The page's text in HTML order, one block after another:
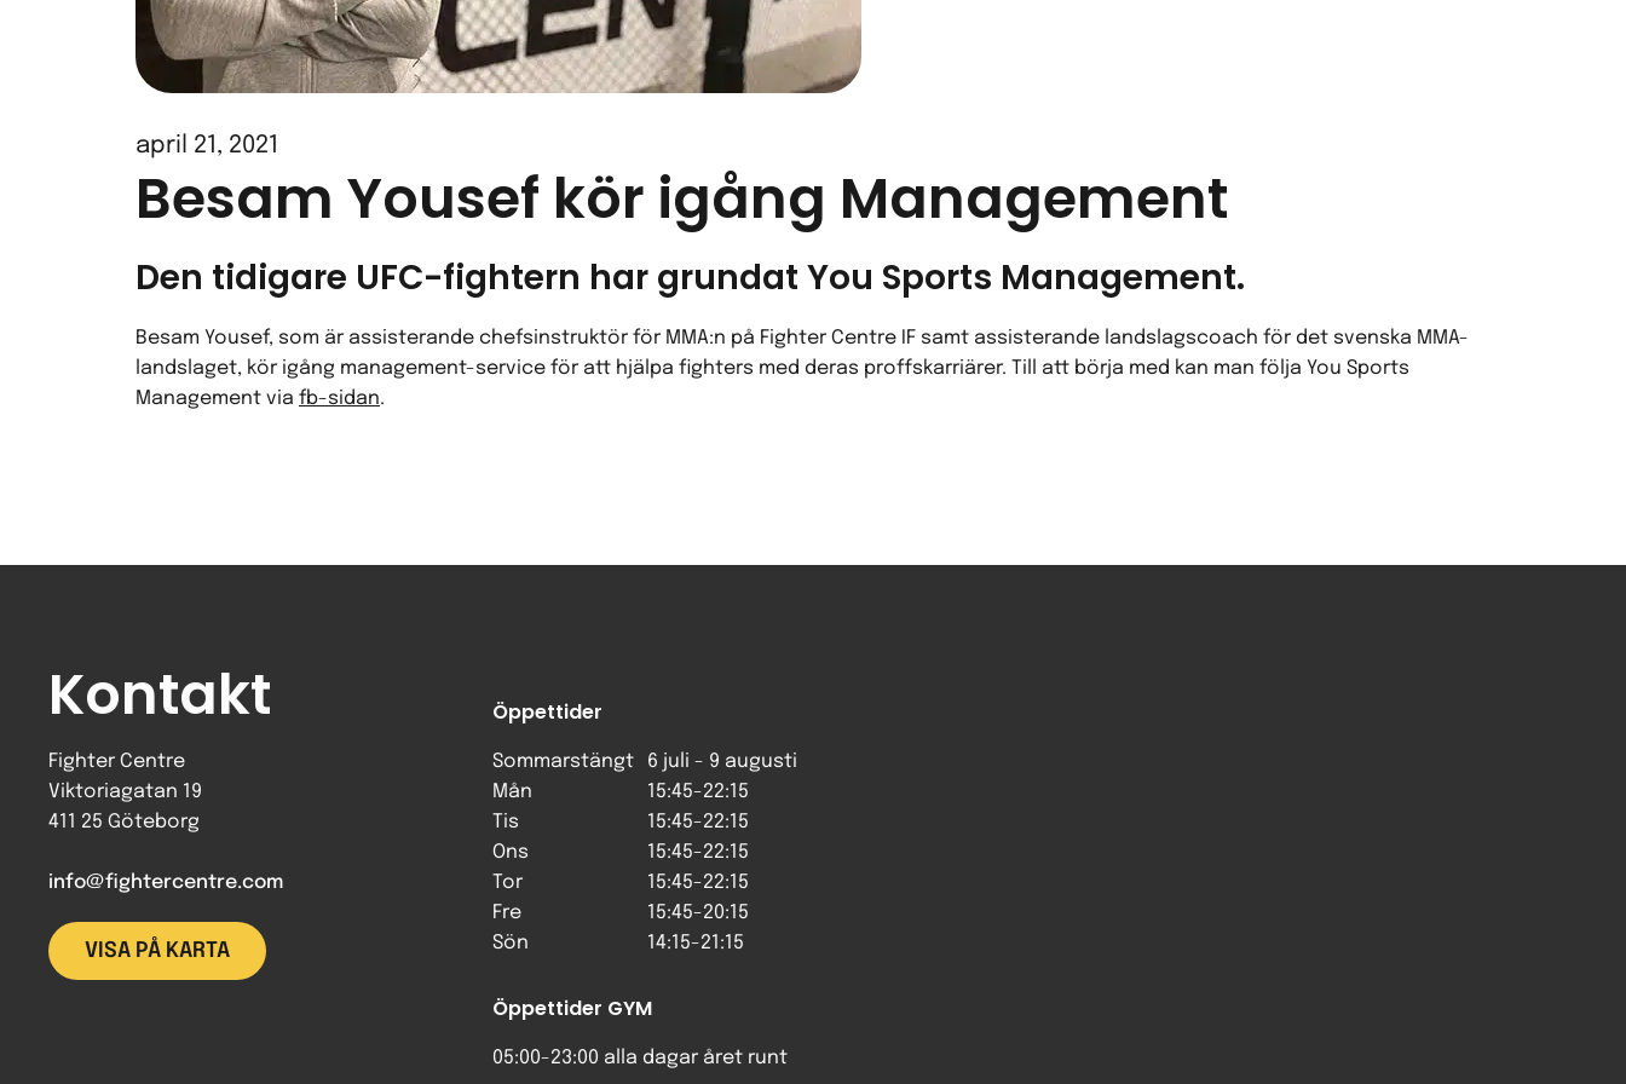
april 21, 2021
Besam Yousef kör igång Management
Den tidigare UFC-fightern har grundat You Sports Management.
Besam Yousef, som är assisterande chefsinstruktör för MMA:n på Fighter Centre IF samt assisterande landslagscoach för det svenska MMA-
landslaget, kör igång management-service för att hjälpa fighters med deras proffskarriärer. Till att börja med kan man följa You Sports
Management via fb-sidan.
Kontakt
Fighter Centre
Viktoriagatan 19
411 25 Göteborg
info@fightercentre.com
VISA PÅ KARTA
Öppettider
Sommarstängt
6 juli - 9 augusti
Mån
15:45-22:15
Tis
15:45-22:15
Ons
15:45-22:15
Tor
15:45-22:15
Fre
15:45-20:15
Sön
14:15-21:15
Öppettider GYM
05:00-23:00 alla dagar året runt